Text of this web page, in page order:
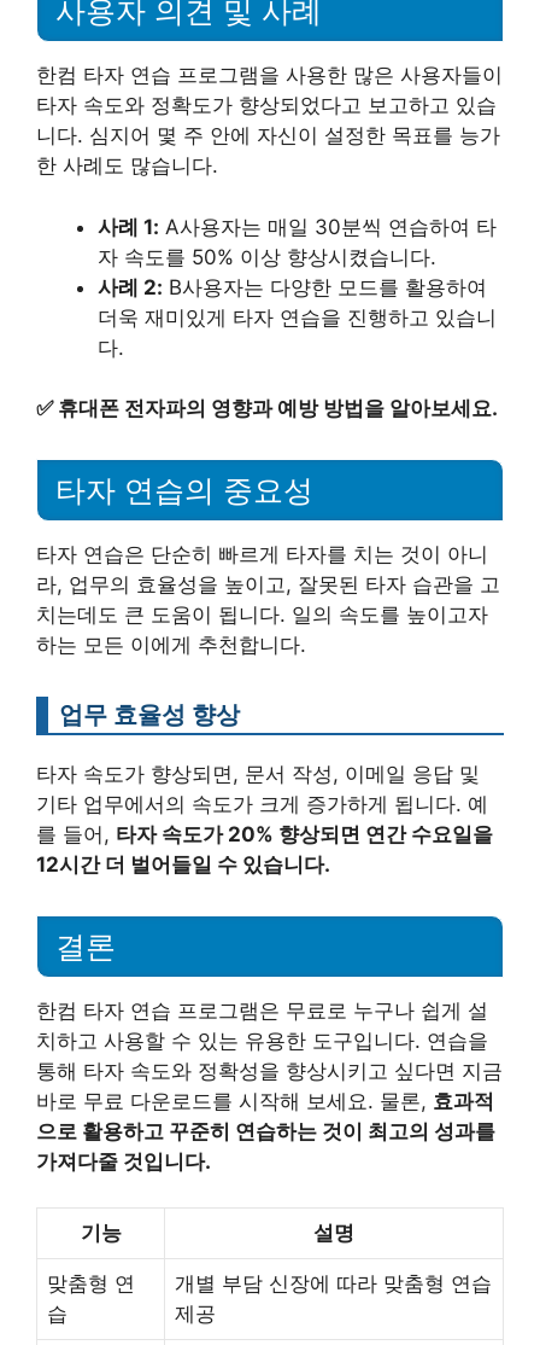
사용자 의견 및 사례
한컴 타자 연습 프로그램을 사용한 많은 사용자들이
타자 속도와 정확도가 향상되었다고 보고하고 있습
니다. 심지어 몇 주 안에 자신이 설정한 목표를 능가
한 사례도 많습니다.
사례 1: A사용자는 매일 30분씩 연습하여 타
자 속도를 50% 이상 향상시켰습니다.
사례 2: B사용자는 다양한 모드를 활용하여
더욱 재미있게 타자 연습을 진행하고 있습니
다.
✅ 휴대폰 전자파의 영향과 예방 방법을 알아보세요.
타자 연습의 중요성
타자 연습은 단순히 빠르게 타자를 치는 것이 아니
라, 업무의 효율성을 높이고, 잘못된 타자 습관을 고
치는데도 큰 도움이 됩니다. 일의 속도를 높이고자
하는 모든 이에게 추천합니다.
업무 효율성 향상
타자 속도가 향상되면, 문서 작성, 이메일 응답 및
기타 업무에서의 속도가 크게 증가하게 됩니다. 예
를 들어, 타자 속도가 20% 향상되면 연간 수요일을
12시간 더 벌어들일 수 있습니다.
결론
한컴 타자 연습 프로그램은 무료로 누구나 쉽게 설
치하고 사용할 수 있는 유용한 도구입니다. 연습을
통해 타자 속도와 정확성을 향상시키고 싶다면 지금
바로 무료 다운로드를 시작해 보세요. 물론, 효과적
으로 활용하고 꾸준히 연습하는 것이 최고의 성과를
가져다줄 것입니다.
기능 설명
맞춤형 연
습
개별 부담 신장에 따라 맞춤형 연습
제공